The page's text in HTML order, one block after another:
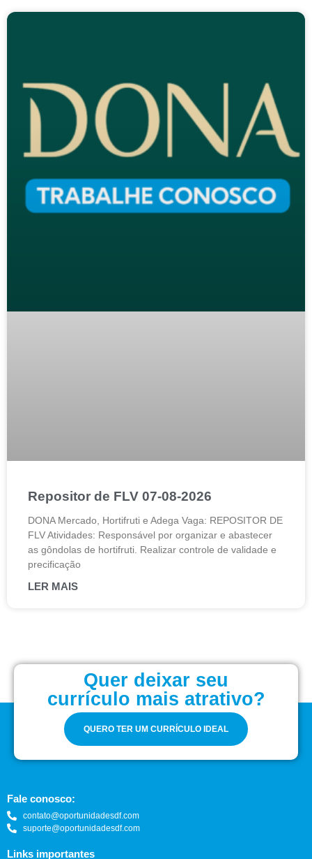
Repositor de FLV 07-08-2026
DONA Mercado, Hortifruti e Adega Vaga: REPOSITOR DE
FLV Atividades: Responsável por organizar e abastecer
as gôndolas de hortifruti. Realizar controle de validade e
precificação
LER MAIS
Quer deixar seu
currículo mais atrativo?
QUERO TER UM CURRÍCULO IDEAL
Fale conosco:
contato@oportunidadesdf.com
suporte@oportunidadesdf.com
Links importantes